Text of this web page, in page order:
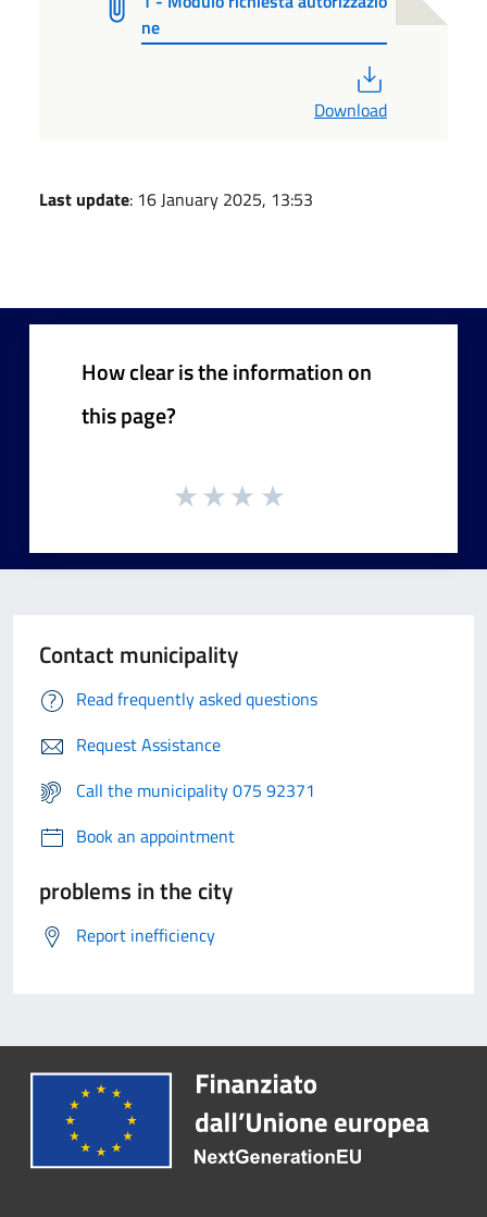
ne
Download
Last update: 16 January 2025, 13:53
How clear is the information on
this page?
Contact municipality
Read frequently asked questions
Request Assistance
Call the municipality 075 92371
Book an appointment
problems in the city
Report inefficiency